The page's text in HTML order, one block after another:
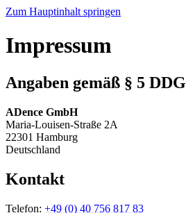
Zum Hauptinhalt springen
Impressum
Angaben gemäß § 5 DDG
ADence GmbH
Maria-Louisen-Straße 2A
22301 Hamburg
Deutschland
Kontakt
Telefon: +49 (0) 40 756 817 83